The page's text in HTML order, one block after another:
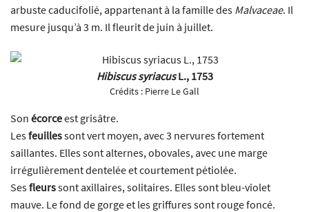
arbuste caducifolié, appartenant à la famille des Malvaceae. Il
mesure jusqu’à 3 m. Il fleurit de juin à juillet.
Hibiscus syriacusL., 1753
Crédits : Pierre Le Gall
Son écorceest grisâtre.
Lesfeuillessont vert moyen, avec 3 nervures fortement
saillantes. Elles sont alternes, obovales, avec une marge
irrégulièrement dentelée et courtement pétiolée.
Sesfleurssont axillaires, solitaires. Elles sont bleu-violet
mauve. Le fond de gorge et les griffures sont rouge foncé.